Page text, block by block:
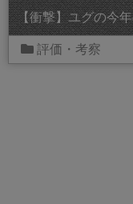
【衝撃】ユグの今
評価・考察